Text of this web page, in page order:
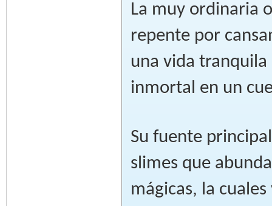
La muy ordinaria
repente por
una vida
inmortal en un
Su fuente
slimes que
mágicas, la